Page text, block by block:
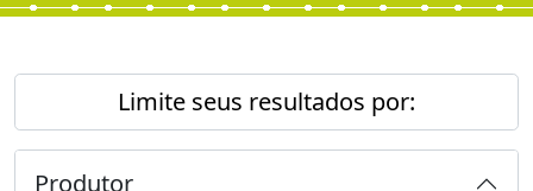
Limite seus resultados por:
Produtor